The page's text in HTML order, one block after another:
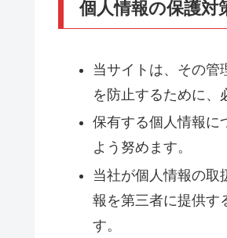
個人情報の保護対
当サイトは、その管
を防止するために、
保有する個人情報に
よう努めます。
当社が個人情報の取
報を第三者に提供す
す。